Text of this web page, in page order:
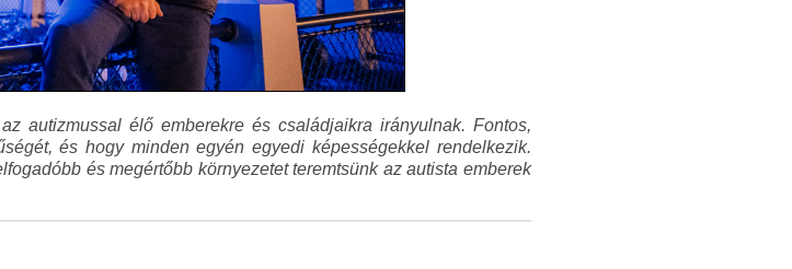
autizmussal élő emberekre és családjaikra irányulnak. Fontos,
és hogy minden egyén egyedi képességekkel rendelkezik.
és megértőbb környezetet teremtsünk az autista emberek